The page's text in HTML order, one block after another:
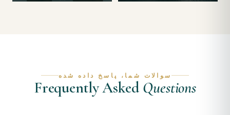
سوالات شما، پاسخ داده شده
Frequently AskedQuestions